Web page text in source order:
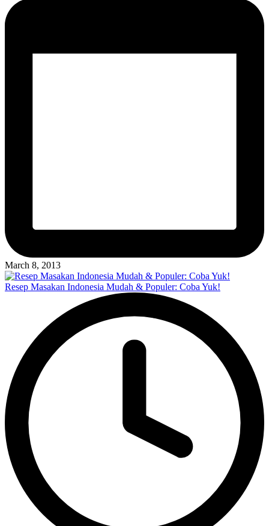
March 8, 2013
Resep Masakan Indonesia Mudah & Populer: Coba Yuk!